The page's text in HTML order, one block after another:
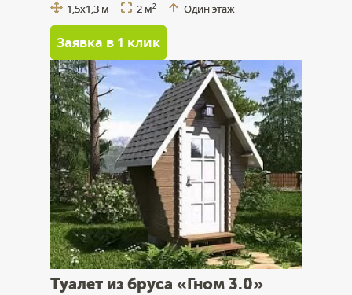
1,5x1,3 м 2 м2 Один этаж
Заявка в 1 клик
Туалет из бруса «Гном 3.0»